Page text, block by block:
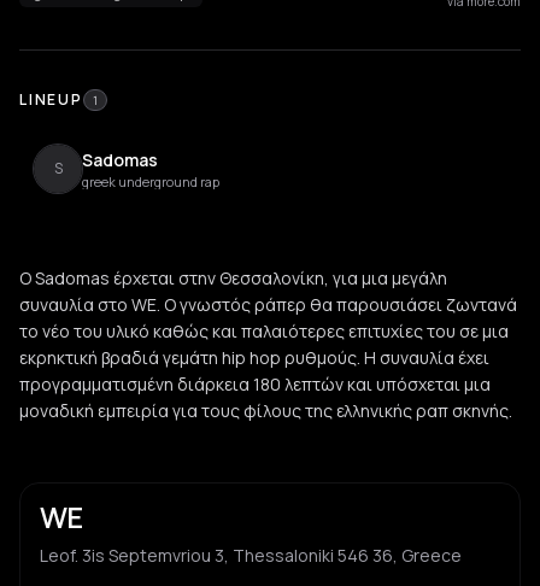
LINEUP 1
S Sadomas
greek underground rap
Ο Sadomas έρχεται στην Θεσσαλονίκη, για μια μεγάλη
συναυλία στο WE. Ο γνωστός ράπερ θα παρουσιάσει ζωντανά
το νέο του υλικό καθώς και παλαιότερες επιτυχίες του σε μια
εκρηκτική βραδιά γεμάτη hip hop ρυθμούς. Η συναυλία έχει
προγραμματισμένη διάρκεια 180 λεπτών και υπόσχεται μια
μοναδική εμπειρία για τους φίλους της ελληνικής ραπ σκηνής.
WE
Leof. 3is Septemvriou 3, Thessaloniki 546 36, Greece